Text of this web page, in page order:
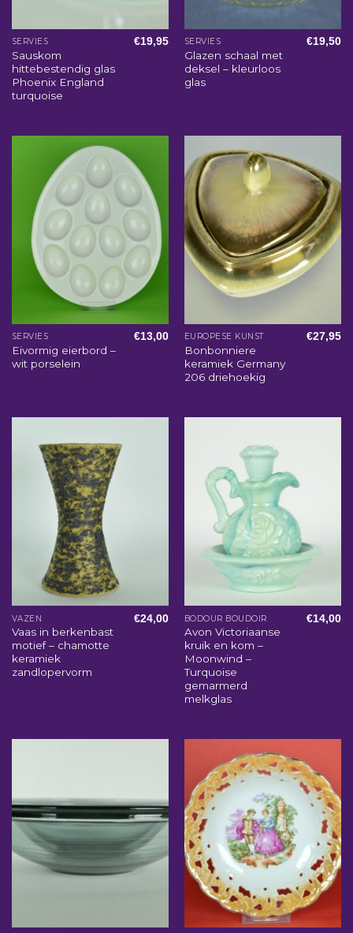
SERVIES
Sauskom
hittebestendig glas
Phoenix England
turquoise
€19,95 SERVIES
Glazen schaal met
deksel – kleurloos
glas
€19,50
SERVIES
Eivormig eierbord –
wit porselein
€13,00 EUROPESE KUNST
Bonbonniere
keramiek Germany
206 driehoekig
€27,95
VAZEN
Vaas in berkenbast
motief – chamotte
keramiek
zandlopervorm
€24,00 BODOUR BOUDOIR
Avon Victoriaanse
kruik en kom –
Moonwind –
Turquoise
gemarmerd
melkglas
€14,00